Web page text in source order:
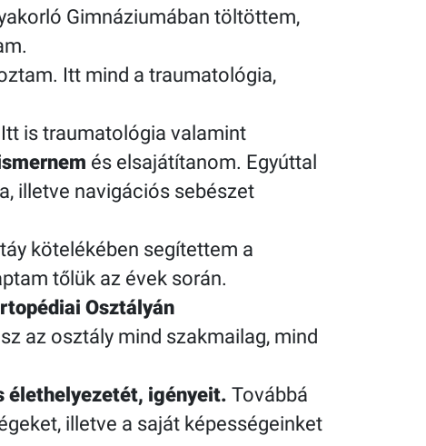
Gimnáziumában töltöttem,
Itt mind a traumatológia,
is traumatológia valamint
és elsajátítanom. Egyúttal
illetve navigációs sebészet
kötelékében segítettem a
tőlük az évek során.
Osztályán
az osztály mind szakmailag, mind
élethelyezetét, igényeit. Továbbá
illetve a saját képességeinket